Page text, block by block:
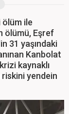
ölüm ile
ölümü, Eşref
31 yaşındaki
Kanbolat
kaynaklı
riskini yendein